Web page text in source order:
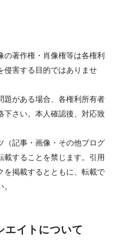
著作権・肖像権等は各権利
侵害する目的ではありませ
題がある場合、各権利所有者
下さい。本人確認後、対応致
（記事・画像・その他プログ
載することを禁じます。引用
を掲載するとともに、転載で
エイトについて